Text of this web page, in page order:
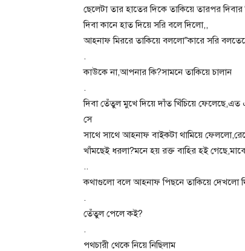
ছেলেটা তার হাতের দিকে তাকিয়ে তারপর
দিবা কানে হাত দিয়ে সরি বলে দিলো,,
আহনাফ মিররে তাকিয়ে বললো”কারে সরি
.
কাউকে না,আপনার কি?সামনে তাকিয়ে চালান
.
দিবা তেঁতুল মুখে দিয়ে দাঁত খিঁচিয়ে
সে
সাথে সাথে আহনাফ বাইকটা থামিয়ে
খাঁমছেই ধরলা?মনে হয় রক্ত বাহির হই
..
কথাগুলো বলে আহনাফ পিছনে তাকিয়ে
.
তেঁতুল পেলে কই?
.
পথচারী থেকে নিয়ে নিছিলাম